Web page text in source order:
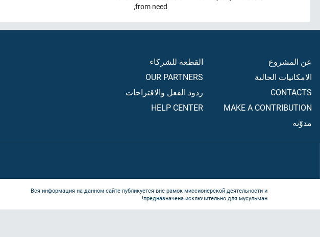
from need,
عن المشروع
الامكانيات الحالية
CONTACTS
MAKE A CONTRIBUTION
مدوّنه
القطعة للشركاء
OUR PARTNERS
ردود الفعل والاقتراحات
HELP CENTER
Вся информация на данном сайте публикуется вне рамок миссионерской деятельности и
предназначена исключительно для мусульман!